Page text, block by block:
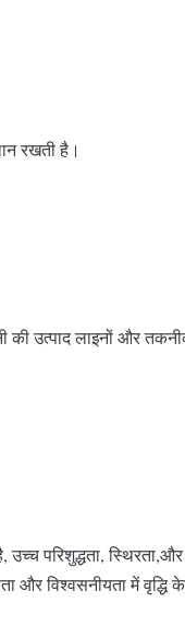
रखती है।
उत्पाद लाइनों और
परिशुद्धता,
विश्वसनीयता में वृद्धि